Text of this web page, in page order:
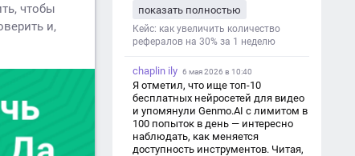
чтобы
и,
обсуждаем их проект:
https://aseotop.com/kakuyu-rol-igraet-
seo-v-czifrovom-marketinge/
показать полностью
Кейс: как увеличить количество
рефералов на 30% за 1 неделю
chaplin ily 6 мая 2026 в 10:40
Я отметил, что ище топ-10
бесплатных нейросетей для видео
и упомянули Genmo.AI с лимитом в
100 попыток в день — интересно
наблюдать, как меняется
доступность инструментов. Читая,